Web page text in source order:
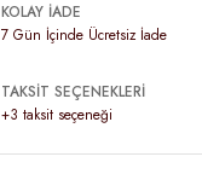
KOLAY İADE
7 Gün İçinde Ücretsiz İade
TAKSİT SEÇENEKLERİ
+3 taksit seçeneği